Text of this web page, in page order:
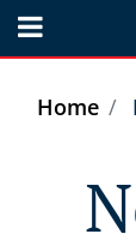
Open menu
Home